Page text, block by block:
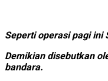
Seperti operasi pagi ini
Demikian disebutkan
bandara.